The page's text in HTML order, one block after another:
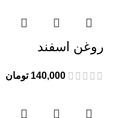
روغن اسفند
140,000 تومان